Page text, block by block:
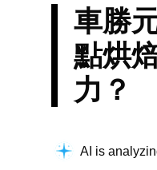
車勝
點烘
力？
AI is